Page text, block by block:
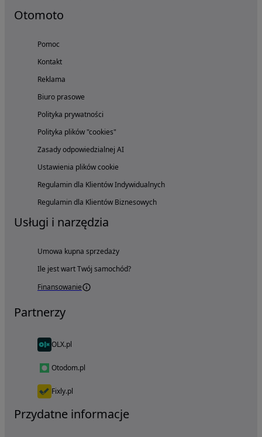
Otomoto
Pomoc
Kontakt
Reklama
Biuro prasowe
Polityka prywatności
Polityka plików "cookies"
Zasady odpowiedzialnej AI
Ustawienia plików cookie
Regulamin dla Klientów Indywidualnych
Regulamin dla Klientów Biznesowych
Usługi i narzędzia
Umowa kupna sprzedaży
Ile jest wart Twój samochód?
Finansowanie
Partnerzy
OLX.pl
Otodom.pl
Fixly.pl
Przydatne informacje